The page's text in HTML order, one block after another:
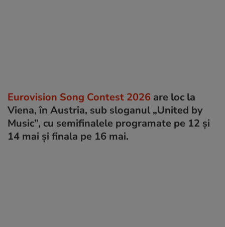
Eurovision Song Contest 2026 are loc la
Viena, în Austria, sub sloganul „United by
Music”, cu semifinalele programate pe 12 și
14 mai și finala pe 16 mai.